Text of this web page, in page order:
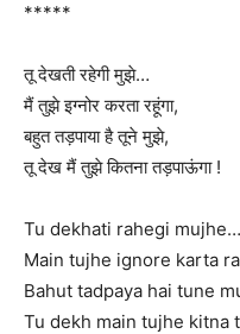
*****
तू देखती रहेगी मुझे…
मैं तुझे इग्नोर करता रहूंगा,
बहुत तड़पाया है तूने मुझे,
तू देख मैं तुझे कितना तड़पाऊंगा !
Tu dekhati rahegi mujhe…
Main tujhe ignore karta
Bahut tadpaya hai tune
Tu dekh main tujhe kitna